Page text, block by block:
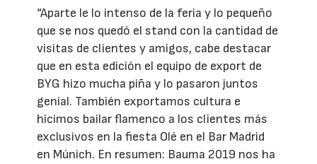
“Aparte le lo intenso de la feria y lo pequeño
que se nos quedó el stand con la cantidad de
visitas de clientes y amigos, cabe destacar
que en esta edición el equipo de export de
BYG hizo mucha piña y lo pasaron juntos
genial. También exportamos cultura e
hicimos bailar flamenco a los clientes más
exclusivos en la fiesta Olé en el Bar Madrid
en Múnich. En resumen: Bauma 2019 nos ha